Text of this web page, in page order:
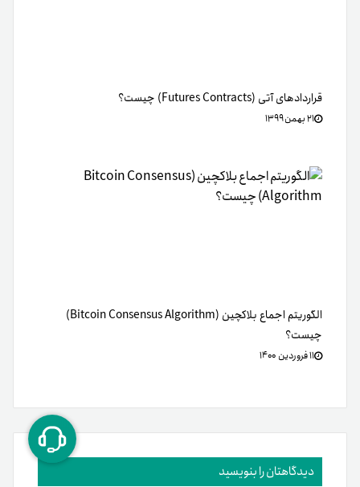
قراردادهای آتی (Futures Contracts) چیست؟
۲۱ بهمن ۱۳۹۹
الگوریتم اجماع بلاکچین (Bitcoin Consensus Algorithm)
چیست؟
۱۱ فروردین ۱۴۰۰
دیدگاهتان را بنویسید